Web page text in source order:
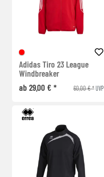
Adidas Tiro 23 League
Windbreaker
ab 29,00 € *
60,00 € *UVP